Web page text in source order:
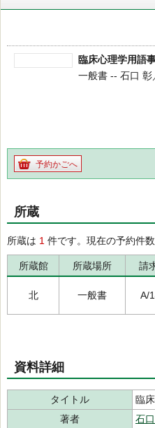
臨床心理学用語
一般書 -- 石口
予約かごへ
所蔵
所蔵は 1 件です。現在の予約件
所蔵館 所蔵場所 請
北 一般書 A/
資料詳細
タイトル
臨
著者
石